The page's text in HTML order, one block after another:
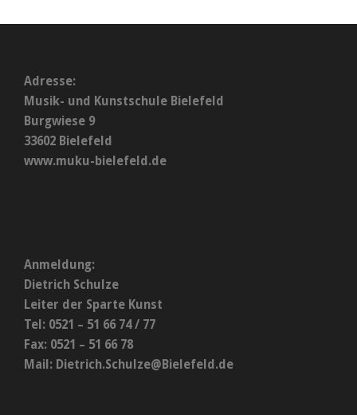
Adresse:
Musik- und Kunstschule Bielefeld
Burgwiese 9
33602 Bielefeld
www.muku-bielefeld.de
Anmeldung:
Dietrich Schulze
Leiter der Sparte Kunst
Tel: 0521 – 51 66 74 / 77
Fax: 0521 – 51 66 78
Mail: Dietrich.Schulze@Bielefeld.de